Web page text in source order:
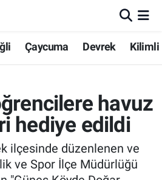
Çaycuma Devrek Kilimli
havuz
hediye edildi
ilçesinde düzenlenen ve
ve Spor İlçe Müdürlüğü
Eczaneler
Vakitleri
Yoğunluk Haritası
ve Fikstür